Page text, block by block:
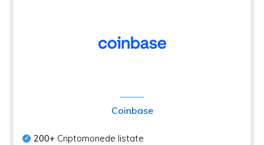
Coinbase
200+ Criptomonede listate